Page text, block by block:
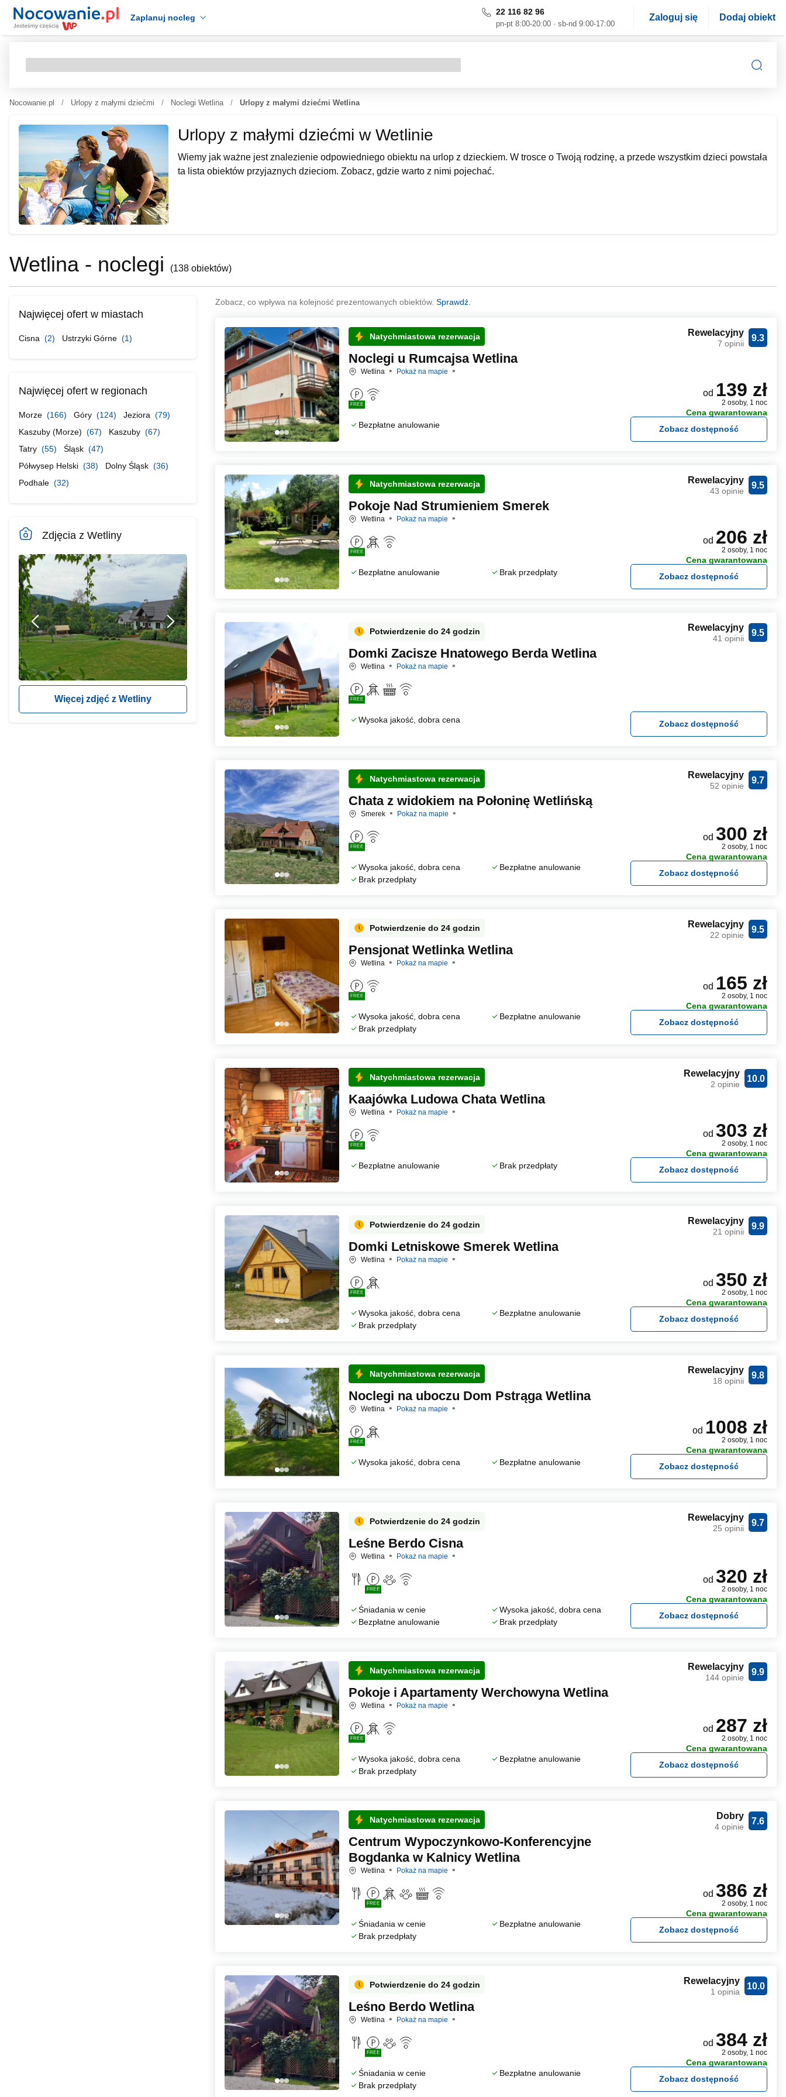
Zaplanuj nocleg
22 116 82 96
pn-pt 8:00-20:00 · sb-nd 9:00-17:00
Zaloguj się Dodaj obiekt
Nocowanie.pl Urlopy z małymi dziećmi Noclegi Wetlina Urlopy z małymi dziećmi Wetlina
Urlopy z małymi dziećmi w Wetlinie
Wiemy jak ważne jest znalezienie odpowiedniego obiektu na urlop z dzieckiem. W trosce o Twoją rodzinę, a przede wszystkim dzieci powstała
ta lista obiektów przyjaznych dzieciom. Zobacz, gdzie warto z nimi pojechać.
Wetlina - noclegi (138 obiektów)
Zobacz, co wpływa na kolejność prezentowanych obiektów. Sprawdź.
Natychmiastowa rezerwacja
Noclegi u Rumcajsa Wetlina
Wetlina Pokaż na mapie
FREE
Bezpłatne anulowanie
9.3
Rewelacyjny
7 opinii
od 139 zł
2 osoby, 1 noc
Cena gwarantowana
Zobacz dostępność
Natychmiastowa rezerwacja
Pokoje Nad Strumieniem Smerek
Wetlina Pokaż na mapie
FREE
Bezpłatne anulowanie Brak przedpłaty
9.5
Rewelacyjny
43 opinie
od 206 zł
2 osoby, 1 noc
Cena gwarantowana
Zobacz dostępność
Potwierdzenie do 24 godzin
Domki Zacisze Hnatowego Berda Wetlina
Wetlina Pokaż na mapie
FREE
Wysoka jakość, dobra cena
9.5
Rewelacyjny
41 opinii
Zobacz dostępność
Natychmiastowa rezerwacja
Chata z widokiem na Połoninę Wetlińską
Smerek Pokaż na mapie
FREE
Wysoka jakość, dobra cena
Bezpłatne anulowanie
Brak przedpłaty
9.7
Rewelacyjny
52 opinie
od 300 zł
2 osoby, 1 noc
Cena gwarantowana
Zobacz dostępność
Potwierdzenie do 24 godzin
Pensjonat Wetlinka Wetlina
Wetlina Pokaż na mapie
FREE
Wysoka jakość, dobra cena
Bezpłatne anulowanie
Brak przedpłaty
9.5
Rewelacyjny
22 opinie
od 165 zł
2 osoby, 1 noc
Cena gwarantowana
Zobacz dostępność
Natychmiastowa rezerwacja
Kaajówka Ludowa Chata Wetlina
Wetlina Pokaż na mapie
FREE
Bezpłatne anulowanie Brak przedpłaty
10.0
Rewelacyjny
2 opinie
od 303 zł
2 osoby, 1 noc
Cena gwarantowana
Zobacz dostępność
Potwierdzenie do 24 godzin
Domki Letniskowe Smerek Wetlina
Wetlina Pokaż na mapie
FREE
Wysoka jakość, dobra cena
Bezpłatne anulowanie
Brak przedpłaty
9.9
Rewelacyjny
21 opinii
od 350 zł
2 osoby, 1 noc
Cena gwarantowana
Zobacz dostępność
Natychmiastowa rezerwacja
Noclegi na uboczu Dom Pstrąga Wetlina
Wetlina Pokaż na mapie
FREE
Wysoka jakość, dobra cena Bezpłatne anulowanie
9.8
Rewelacyjny
18 opinii
od 1008 zł
2 osoby, 1 noc
Cena gwarantowana
Zobacz dostępność
Potwierdzenie do 24 godzin
Leśne Berdo Cisna
Wetlina Pokaż na mapie
FREE
Śniadania w cenie
Wysoka jakość, dobra cena
Bezpłatne anulowanie
Brak przedpłaty
9.7
Rewelacyjny
25 opinii
od 320 zł
2 osoby, 1 noc
Cena gwarantowana
Zobacz dostępność
Natychmiastowa rezerwacja
Pokoje i Apartamenty Werchowyna Wetlina
Wetlina Pokaż na mapie
FREE
Wysoka jakość, dobra cena
Bezpłatne anulowanie
Brak przedpłaty
9.9
Rewelacyjny
144 opinie
od 287 zł
2 osoby, 1 noc
Cena gwarantowana
Zobacz dostępność
Natychmiastowa rezerwacja
Centrum Wypoczynkowo-Konferencyjne
Bogdanka w Kalnicy Wetlina
Wetlina Pokaż na mapie
FREE
Śniadania w cenie
Bezpłatne anulowanie
Brak przedpłaty
7.6
Dobry
4 opinie
od 386 zł
2 osoby, 1 noc
Cena gwarantowana
Zobacz dostępność
Potwierdzenie do 24 godzin
Leśno Berdo Wetlina
Wetlina Pokaż na mapie
FREE
Śniadania w cenie
Bezpłatne anulowanie
Brak przedpłaty
10.0
Rewelacyjny
1 opinia
od 384 zł
2 osoby, 1 noc
Cena gwarantowana
Zobacz dostępność
Najwięcej ofert w miastach
Cisna (2) Ustrzyki Górne (1)
Najwięcej ofert w regionach
Morze (166) Góry (124) Jeziora (79)
Kaszuby (Morze) (67) Kaszuby (67)
Tatry (55) Śląsk (47)
Półwysep Helski (38) Dolny Śląsk (36)
Podhale (32)
Zdjęcia z Wetliny
Więcej zdjęć z Wetliny